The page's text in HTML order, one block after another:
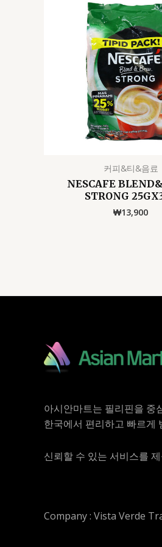
커피&티&음료
NESCAFE
STRONG
₩13,900
아시안마트는 필리핀을 중
한국에서 편리하고 빠르게
신뢰할 수 있는 서비스를
Company : Vista Verde